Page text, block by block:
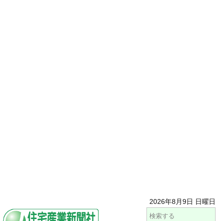
2026年8月9日 日曜日